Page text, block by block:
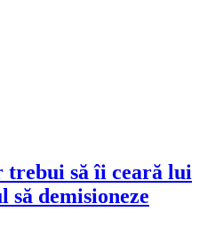
trebui să îi ceară lui
să demisioneze